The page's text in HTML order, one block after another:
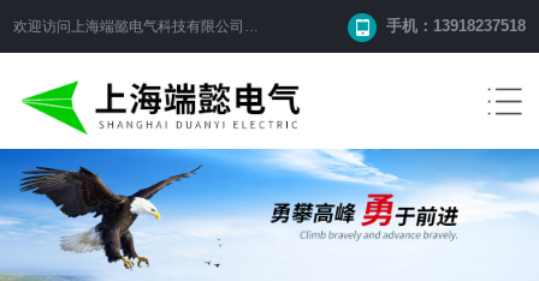
欢迎访问 上海端懿电气科技有限公司 网站！ 手机：13918237518